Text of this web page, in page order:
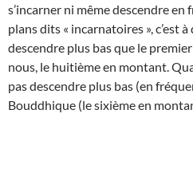
s’incarner ni même descendre en
plans dits « incarnatoires », c’est
descendre plus bas que le
nous, le huitième en montant.
pas descendre plus bas (en
Bouddhique (le sixième en